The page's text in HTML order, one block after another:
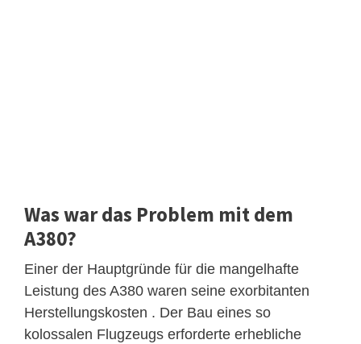
Was war das Problem mit dem
A380?
Einer der Hauptgründe für die mangelhafte
Leistung des A380 waren seine exorbitanten
Herstellungskosten . Der Bau eines so
kolossalen Flugzeugs erforderte erhebliche